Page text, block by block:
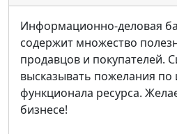
Информационно-деловая
содержит множество
продавцов и покупателей.
высказывать пожелания
функционала ресурса.
бизнесе!